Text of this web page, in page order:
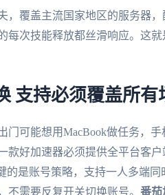
，覆盖主流国家地区的服务器
每次技能释放都丝滑响应。这
支持必须覆盖所有
可能想用MacBook做任务，手
好加速器必须提供全平台客户
的是账号策略，支持一人多端
不需要反复开关切换账号。 番茄